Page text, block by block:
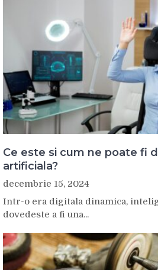
Ce este si cum ne poate fi
artificiala?
decembrie 15, 2024
Intr-o era digitala dinamica,
dovedeste a fi una...